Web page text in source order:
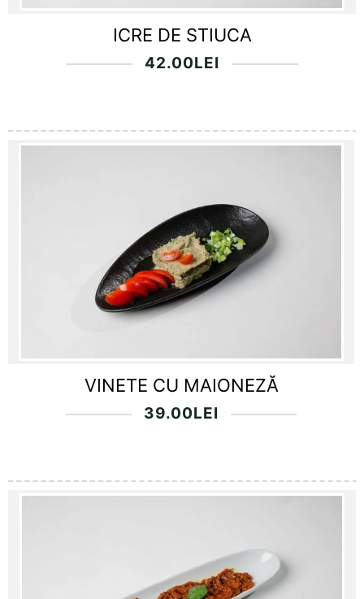
ICRE DE STIUCA
42.00LEI
VINETE CU MAIONEZĂ
39.00LEI